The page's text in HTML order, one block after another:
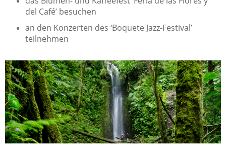
del Café’ besuchen
an den Konzerten des ‘Boquete Jazz-Festival’
teilnehmen